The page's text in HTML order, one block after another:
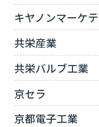
キヤノンマーケ
共栄産業
共栄バルブ工業
京セラ
京都電子工業